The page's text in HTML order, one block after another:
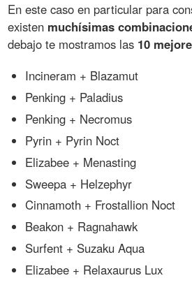
En este caso en particular para
existen muchísimas
debajo te mostramos las 10
Incineram + Blazamut
Penking + Paladius
Penking + Necromus
Pyrin + Pyrin Noct
Elizabee + Menasting
Sweepa + Helzephyr
Cinnamoth + Frostallion Noct
Beakon + Ragnahawk
Surfent + Suzaku Aqua
Elizabee + Relaxaurus Lux